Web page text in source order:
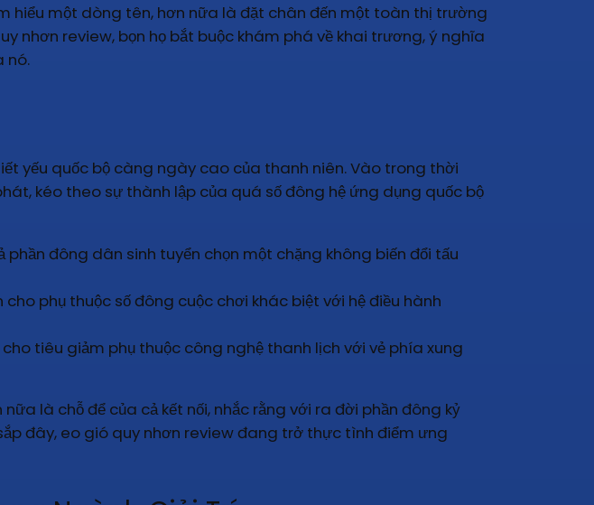
hiểu một dòng tên, hơn nữa là đặt chân đến một toàn thị trường
nhơn review, bọn họ bắt buộc khám phá về khai trương, ý nghĩa
nó.
yếu quốc bộ càng ngày cao của thanh niên. Vào trong thời
kéo theo sự thành lập của quá số đông hệ ứng dụng quốc bộ
đông dân sinh tuyển chọn một chặng không biến đổi tấu
phụ thuộc số đông cuộc chơi khác biệt với hệ điều hành
tiêu giảm phụ thuộc công nghệ thanh lịch với vẻ phía xung
là chỗ để của cả kết nối, nhắc rằng với ra đời phần đông kỷ
đây, eo gió quy nhơn review đang trở thực tình điểm ưng